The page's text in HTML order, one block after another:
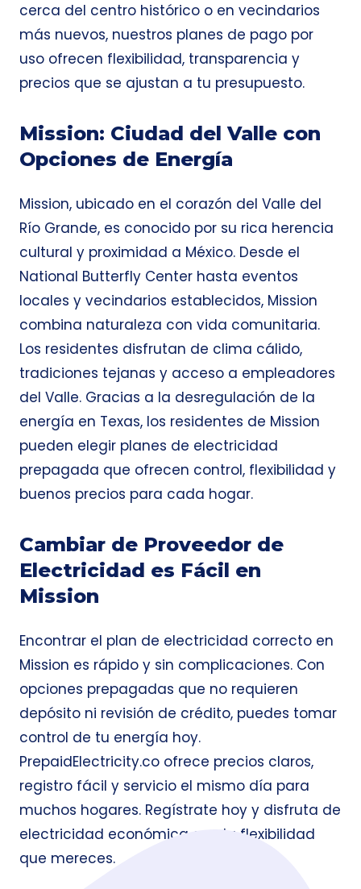
cerca del centro histórico o en vecindarios
más nuevos, nuestros planes de pago por
uso ofrecen flexibilidad, transparencia y
precios que se ajustan a tu presupuesto.
Mission: Ciudad del Valle con
Opciones de Energía
Mission, ubicado en el corazón del Valle del
Río Grande, es conocido por su rica herencia
cultural y proximidad a México. Desde el
National Butterfly Center hasta eventos
locales y vecindarios establecidos, Mission
combina naturaleza con vida comunitaria.
Los residentes disfrutan de clima cálido,
tradiciones tejanas y acceso a empleadores
del Valle. Gracias a la desregulación de la
energía en Texas, los residentes de Mission
pueden elegir planes de electricidad
prepagada que ofrecen control, flexibilidad y
buenos precios para cada hogar.
Cambiar de Proveedor de
Electricidad es Fácil en
Mission
Encontrar el plan de electricidad correcto en
Mission es rápido y sin complicaciones. Con
opciones prepagadas que no requieren
depósito ni revisión de crédito, puedes tomar
control de tu energía hoy.
PrepaidElectricity.co ofrece precios claros,
registro fácil y servicio el mismo día para
muchos hogares. Regístrate hoy y disfruta de
electricidad económica con la flexibilidad
que mereces.